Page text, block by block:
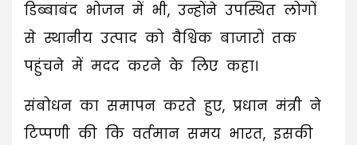
डिब्बाबंद भोजन में भी, उन्होंने उपस्थित लोगों
से स्थानीय उत्पाद को वैश्विक बाजारों तक
पहुंचने में मदद करने के लिए कहा।
संबोधन का समापन करते हुए, प्रधान मंत्री ने
टिप्पणी की कि वर्तमान समय भारत, इसकी